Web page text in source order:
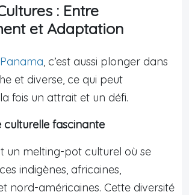
: Entre
et Adaptation
, c’est aussi plonger dans
et diverse, ce qui peut
fois un attrait et un défi.
culturelle fascinante
un melting-pot culturel où se
indigènes, africaines,
nord-américaines. Cette diversité